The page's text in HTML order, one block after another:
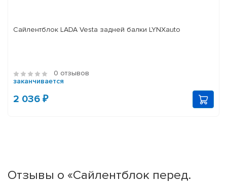
Сайлентблок LADA Vesta задней балки LYNXauto
0 отзывов
заканчивается
2 036 ₽
Отзывы о «Сайлентблок перед.